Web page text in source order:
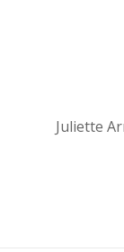
Juliette